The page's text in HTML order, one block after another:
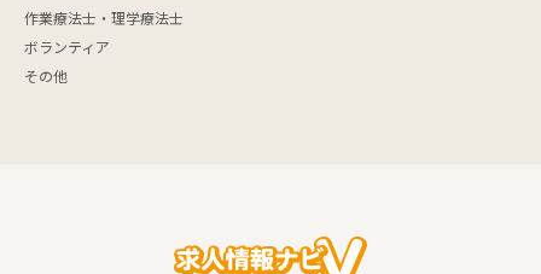
作業療法士・理学療法士
ボランティア
その他